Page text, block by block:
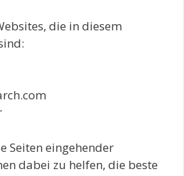
die in diesem
Seiten eingehender
dabei zu helfen, die beste